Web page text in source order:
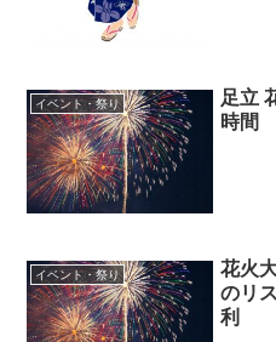
イベント・祭り
足立
時間
イベント・祭り
花火
のリ
利